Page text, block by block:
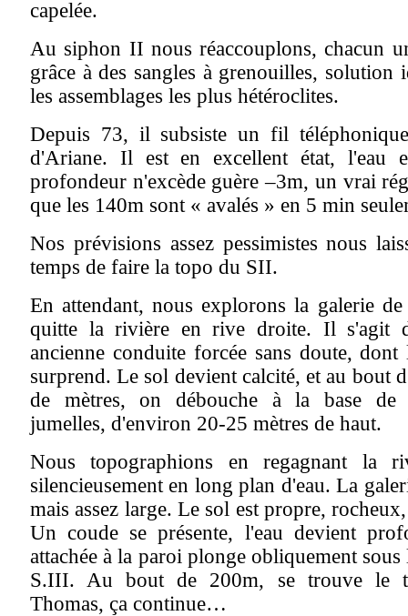
capelée.
Au siphon II nous réaccouplons, chacun
grâce à des sangles à grenouilles, solution
les assemblages les plus hétéroclites.
Depuis 73, il subsiste un fil
d'Ariane. Il est en excellent état, l'eau
profondeur n'excède guère –3m, un vrai
que les 140m sont « avalés » en 5 min
Nos prévisions assez pessimistes nous
temps de faire la topo du SII.
En attendant, nous explorons la galerie
quitte la rivière en rive droite. Il s'agit
ancienne conduite forcée sans doute,
surprend. Le sol devient calcité, et au bout
de mètres, on débouche à la base de
jumelles, d'environ 20-25 mètres de haut.
Nous topographions en regagnant la
silencieusement en long plan d'eau. La
mais assez large. Le sol est propre,
Un coude se présente, l'eau devient
attachée à la paroi plonge obliquement sous
S.III. Au bout de 200m, se trouve le
Thomas, ça continue…